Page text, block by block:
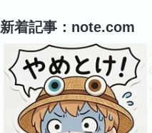
新着記事：note.com